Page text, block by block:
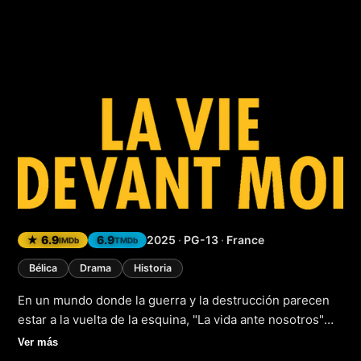
La vida ante
★ 6.9IMDb 6.9TMDb 2025 · PG-13 · France
Bélica Drama Historia
En un mundo donde la guerra y la destrucción parecen
estar a la vuelta de la esquina, "La vida ante nosotros"
(2025) nos transporta a una época de conflicto y caos,
Ver más